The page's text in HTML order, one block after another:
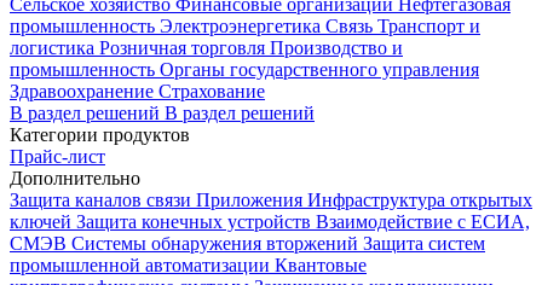
Сельское хозяйство Финансовые организации Нефтегазовая
промышленность Электроэнергетика Связь Транспорт и
логистика Розничная торговля Производство и
промышленность Органы государственного управления
Здравоохранение Страхование
В раздел решений В раздел решений
Категории продуктов
Прайс-лист
Дополнительно
Защита каналов связи Приложения Инфраструктура открытых
ключей Защита конечных устройств Взаимодействие с ЕСИА,
СМЭВ Системы обнаружения вторжений Защита систем
промышленной автоматизации Квантовые